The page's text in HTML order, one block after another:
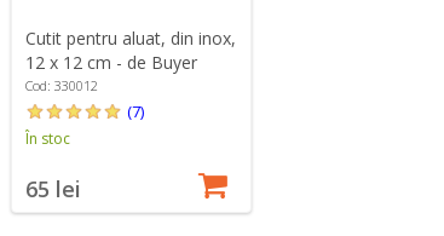
Cutit pentru aluat, din inox,
12 x 12 cm - de Buyer
Cod: 330012
(7)
În stoc
65 lei